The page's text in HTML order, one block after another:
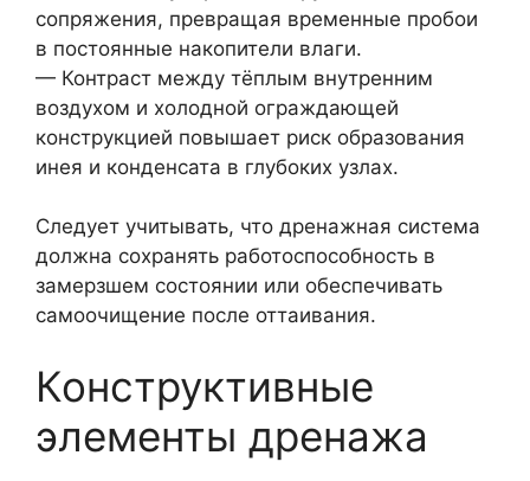
сопряжения, превращая временные пробои
в постоянные накопители влаги.
— Контраст между тёплым внутренним
воздухом и холодной ограждающей
конструкцией повышает риск образования
инея и конденсата в глубоких узлах.
Следует учитывать, что дренажная система
должна сохранять работоспособность в
замерзшем состоянии или обеспечивать
самоочищение после оттаивания.
Конструктивные
элементы дренажа